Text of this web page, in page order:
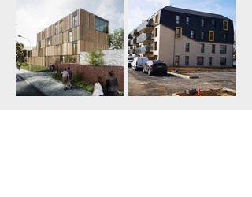
- Économie de la
construction